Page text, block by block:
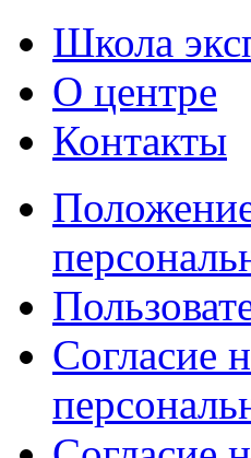
Школа
О центре
Контакты
Согласие